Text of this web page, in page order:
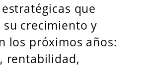
que
crecimiento y
los próximos años:
rentabilidad,